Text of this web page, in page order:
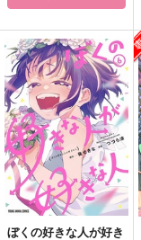
ぼくの好きな人が好き